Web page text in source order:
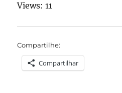
Views: 11
Compartilhe:
Compartilhar